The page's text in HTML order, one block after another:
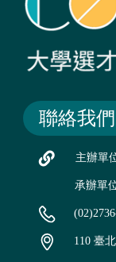
聯絡我們
主辦單
承辦單
110 臺